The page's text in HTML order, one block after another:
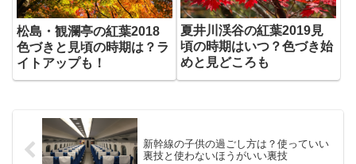
松島・観瀾亭の紅葉2018
色づきと見頃の時期は？ラ
イトアップも！
夏井川渓谷の紅葉2019見
頃の時期はいつ？色づき始
めと見どころも
新幹線の子供の過ごし方は？使っていい
裏技と使わないほうがいい裏技